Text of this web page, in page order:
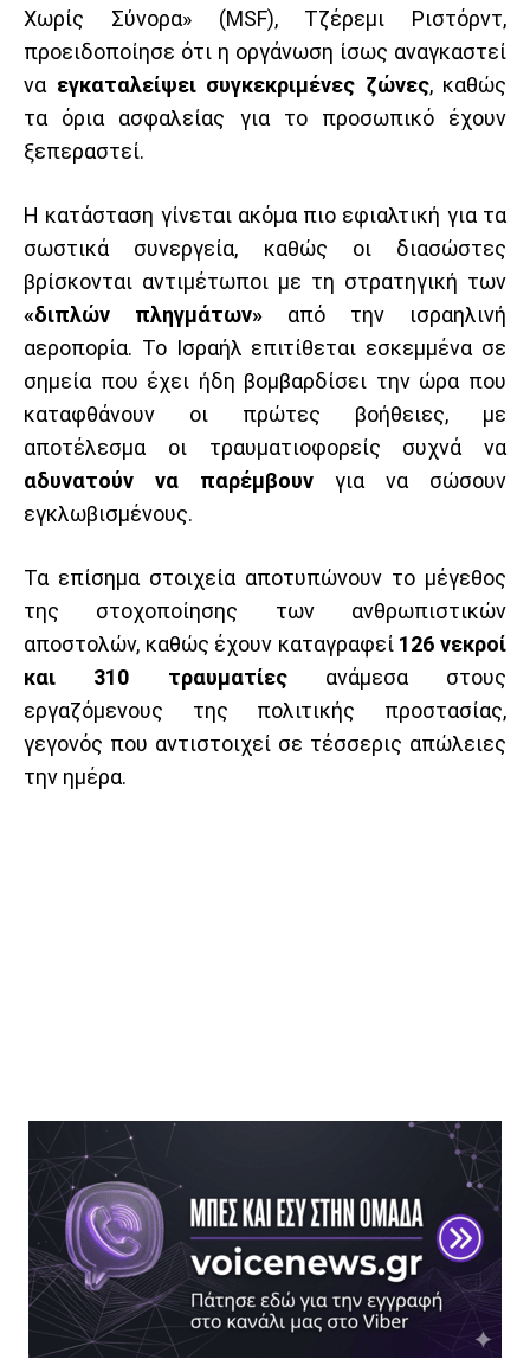
Χωρίς Σύνορα» (MSF), Τζέρεμι Ριστόρντ,
προειδοποίησε ότι η οργάνωση ίσως αναγκαστεί
να εγκαταλείψει συγκεκριμένες ζώνες, καθώς
τα όρια ασφαλείας για το προσωπικό έχουν
ξεπεραστεί.
Η κατάσταση γίνεται ακόμα πιο εφιαλτική για τα
σωστικά συνεργεία, καθώς οι διασώστες
βρίσκονται αντιμέτωποι με τη στρατηγική των
«διπλών πληγμάτων» από την ισραηλινή
αεροπορία. Το Ισραήλ επιτίθεται εσκεμμένα σε
σημεία που έχει ήδη βομβαρδίσει την ώρα που
καταφθάνουν οι πρώτες βοήθειες, με
αποτέλεσμα οι τραυματιοφορείς συχνά να
αδυνατούν να παρέμβουν για να σώσουν
εγκλωβισμένους.
Τα επίσημα στοιχεία αποτυπώνουν το μέγεθος
της στοχοποίησης των ανθρωπιστικών
αποστολών, καθώς έχουν καταγραφεί 126 νεκροί
και 310 τραυματίεςανάμεσα στους
εργαζόμενους της πολιτικής προστασίας,
γεγονός που αντιστοιχεί σε τέσσερις απώλειες
την ημέρα.